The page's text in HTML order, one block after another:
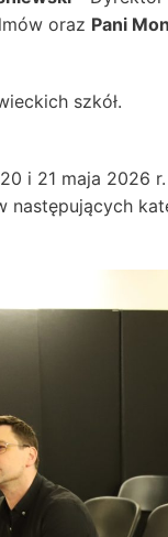
oraz Pani
szkół.
i 21 maja 2026